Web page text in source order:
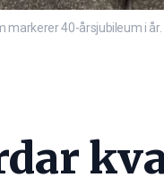
40-årsjubileum i